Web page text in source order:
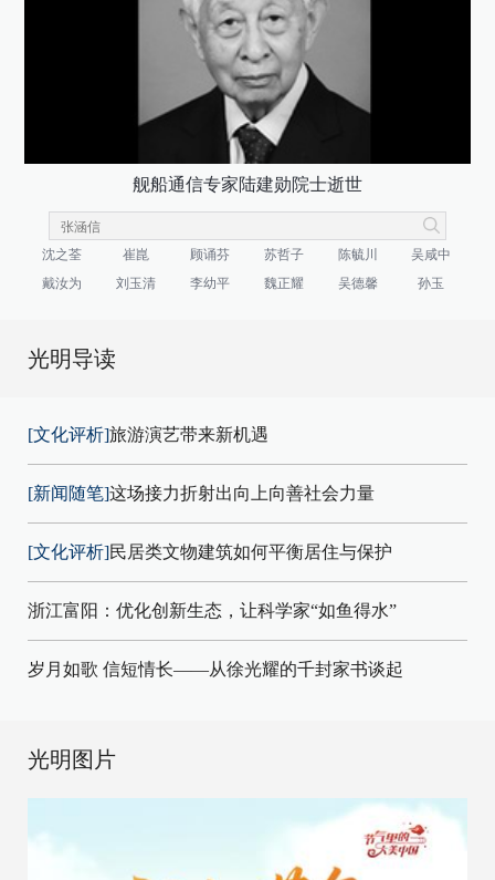
舰船通信专家陆建勋院士逝世
沈之荃 崔崑 顾诵芬 苏哲子 陈毓川
吴咸中
戴汝为
刘玉清 李幼平 魏正耀 吴德馨 孙玉
光明导读
[文化评析]旅游演艺带来新机遇
[新闻随笔]这场接力折射出向上向善社会力量
[文化评析]民居类文物建筑如何平衡居住与保护
浙江富阳：优化创新生态，让科学家“如鱼得水”
岁月如歌 信短情长——从徐光耀的千封家书谈起
光明图片